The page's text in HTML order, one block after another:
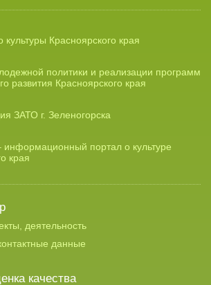
культуры Красноярского края
политики и реализации программ
развития Красноярского края
ЗАТО г. Зеленогорска
информационный портал о культуре
края
деятельность
данные
качества